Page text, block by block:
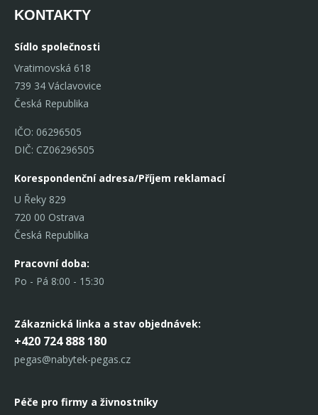
KONTAKTY
Sídlo společnosti
Vratimovská 618
739 34 Václavovice
Česká Republika
IČO: 06296505
DIČ: CZ06296505
Korespondenční adresa/Příjem reklamací
U Řeky 829
720 00 Ostrava
Česká Republika
Pracovní doba:
Po - Pá 8:00 - 15:30
Zákaznická linka a stav objednávek:
+420 724 888 180
pegas@nabytek-pegas.cz
Péče pro firmy a živnostníky